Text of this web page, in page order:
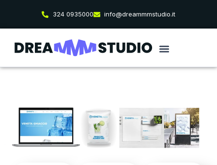
324 0935000 info@dreammmstudio.it